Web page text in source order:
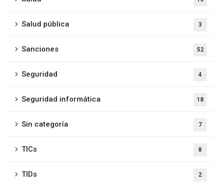
Salud pública 3
Sanciones 52
Seguridad 4
Seguridad informática 18
Sin categoría 7
TICs 8
TIDs 2